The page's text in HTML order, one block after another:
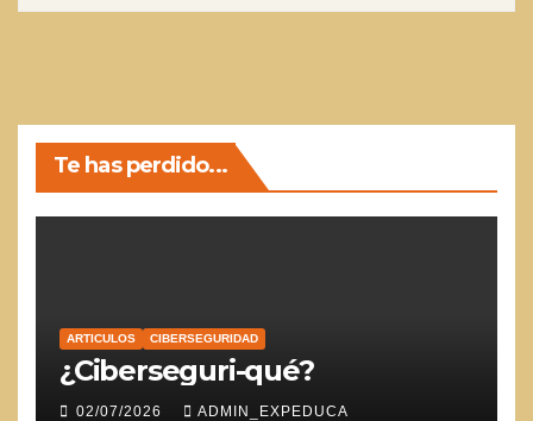
Te has perdido...
ARTICULOS CIBERSEGURIDAD
¿Ciberseguri-qué?
02/07/2026 ADMIN_EXPEDUCA